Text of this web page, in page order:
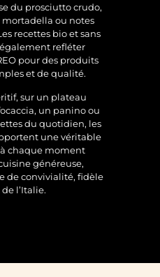
du prosciutto crudo,
ou notes
recettes bio et sans
refléter
pour des produits
et de qualité.
sur un plateau
un panino ou
du quotidien, les
une véritable
chaque moment
généreuse,
de convivialité, fidèle
l’Italie.